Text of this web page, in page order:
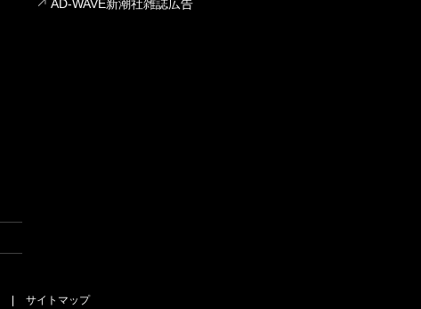
AD-WAVE新潮社雑誌広告
サイトマップ